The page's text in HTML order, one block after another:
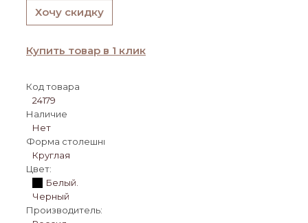
Хочу скидку
Купить товар в 1 клик
Код товара
24179
Наличие
Нет
Форма столешницы:
Круглая
Цвет:
Белый.
Черный
Производитель: